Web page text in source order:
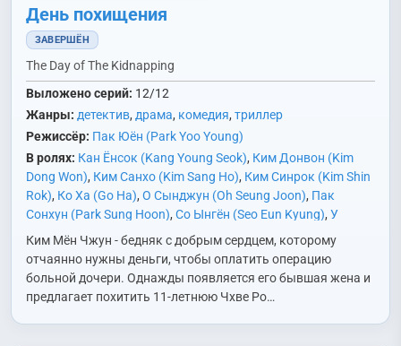
День похищения
ЗАВЕРШЁН
The Day of The Kidnapping
Выложено серий: 12/12
Жанры: детектив, драма, комедия,триллер
Режиссёр: Пак Юён (Park Yoo Young)
В ролях: Кан Ёнсок (Kang Young Seok), Ким Донвон (Kim
Dong Won), Ким Санхо (Kim Sang Ho), Ким Синрок (Kim Shin
Rok), Ко Ха (Go Ha), О Сынджун (Oh Seung Joon), Пак
Сонхун (Park Sung Hoon), Со Ынгён (Seo Eun Kyung), У
Джихён (Woo Ji Hyun)
Хон Донён (Hong Dong Young)
Сунвон (Jung Soon Won)
Чон Юна (Jeon Yu Na)
Юн Гесан
(Yoon Kye Sang)
Ким Мён Чжун - бедняк с добрым сердцем, которому
отчаянно нужны деньги, чтобы оплатить операцию
больной дочери. Однажды появляется его бывшая жена и
предлагает похитить 11-летнюю Чхве Ро…